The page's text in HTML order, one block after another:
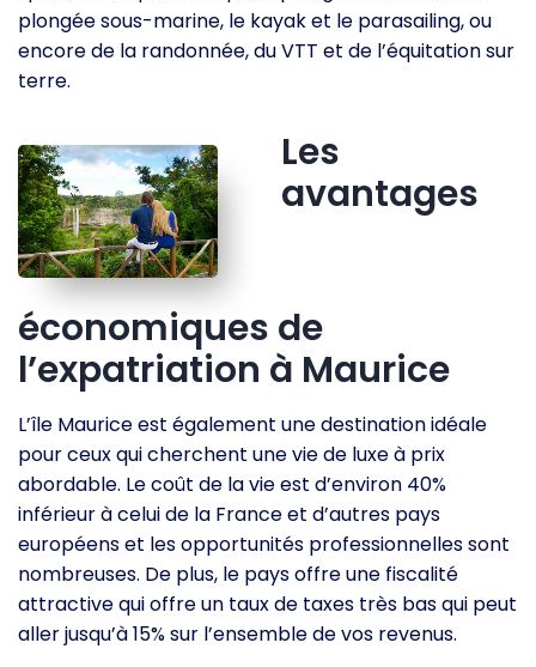
plongée sous-marine, le kayak et le parasailing, ou
encore de la randonnée, du VTT et de l’équitation sur
terre.
Les
avantages
économiques de
l’expatriation à Maurice
L’île Maurice est également une destination idéale
pour ceux qui cherchent une vie de luxe à prix
abordable. Le coût de la vie est d’environ 40%
inférieur à celui de la France et d’autres pays
européens et les opportunités professionnelles sont
nombreuses. De plus, le pays offre une fiscalité
attractive qui offre un taux de taxes très bas qui peut
aller jusqu’à 15% sur l’ensemble de vos revenus.